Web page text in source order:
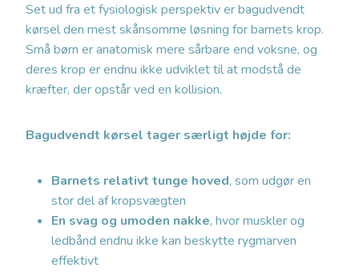
Set ud fra et fysiologisk perspektiv er bagudvendt
kørsel den mest skånsomme løsning for barnets krop.
Små børn er anatomisk mere sårbare end voksne, og
deres krop er endnu ikke udviklet til at modstå de
kræfter, der opstår ved en kollision.
Bagudvendt kørsel tager særligt højde for:
Barnets relativt tunge hoved, som udgør en
stor del af kropsvægten
En svag og umoden nakke, hvor muskler og
ledbånd endnu ikke kan beskytte rygmarven
effektivt